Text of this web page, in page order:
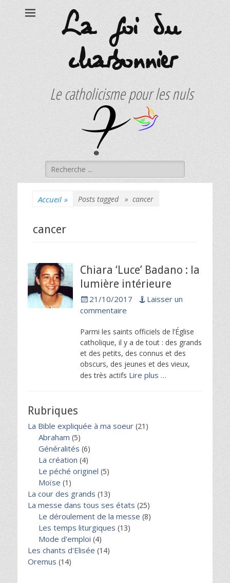
La foi du
charbonnier
Le catholicisme pour les nuls
Rechercher :
Accueil » Posts tagged » cancer
cancer
Chiara ‘Luce’ Badano : la
lumière intérieure
Posted21/10/2017
Laisser un
commentaire
Parmi les saints officiels de l’Église
catholique, il y a de tout : des grands
et des petits, des connus et des
obscurs, des jeunes et des vieux,
des très actifs Lire plus …
Rubriques
La Bible expliquée à ma soeur (21)
Abraham (5)
Généralités (6)
La création (4)
Le péché originel (5)
Moïse (1)
La cour des grands (13)
La messe dans tous ses états (25)
Le déroulement de la messe (8)
Les temps liturgiques (13)
Mode d'emploi (4)
Les chants d'Elisée (14)
Oremus (14)